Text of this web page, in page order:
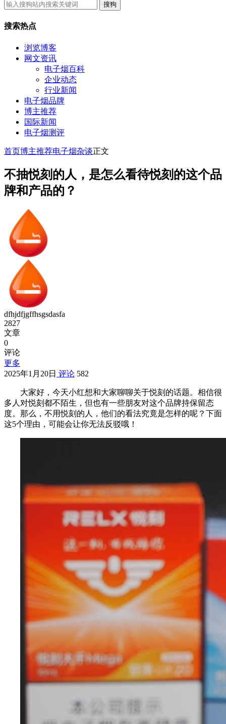
搜狗
搜索热点
浏览博客
网文资讯
电子烟百科
企业动态
行业新闻
电子烟品牌
博主推荐
国际新闻
电子烟测评
首页博主推荐电子烟杂谈正文
不抽悦刻的人，是怎么看待悦刻的这个品
牌和产品的？
dfhjdfjgffhsgsdasfa
2827
文章
0
评论
更多
2025年1月20日 评论 582
大家好，今天小红想和大家聊聊关于悦刻的话题。相信很
多人对悦刻都不陌生，但也有一些朋友对这个品牌持保留态
度。那么，不用悦刻的人，他们的看法究竟是怎样的呢？下面
这5个理由，可能会让你无法反驳哦！